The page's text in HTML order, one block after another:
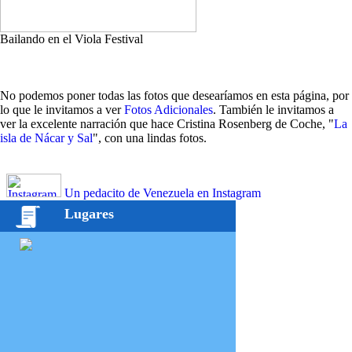
Bailando en el Viola Festival
No podemos poner todas las fotos que desearíamos en esta página, por
lo que le invitamos a verFotos Adicionales. También le invitamos a
ver la excelente narración que hace Cristina Rosenberg de Coche, "La
isla de Nácar y Sal", con una lindas fotos.
Un pedacito de Venezuela en Instagram
Lugares